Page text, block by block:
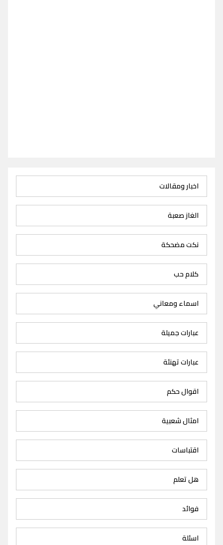
اخبار ومقالات
الغاز صعبة
نكت مضحكة
كلام حب
اسماء ومعاني
عبارات جميلة
عبارات تهنئة
اقوال حكم
امثال شعبية
اقتباسات
هل تعلم
فوائد
اسئلة